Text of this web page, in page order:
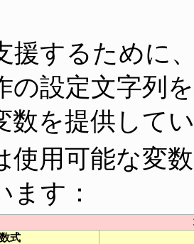
援するために
の設定文字列
数を提供して
使用可能な変
ます：
式